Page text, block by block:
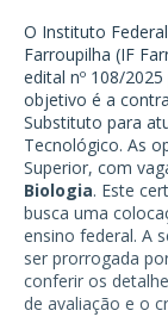
O Instituto
Farroupilha (IF
edital nº 108/
objetivo é a
Substituto para
Tecnológico. As
Superior, com
Biologia. Este
busca uma
ensino federal. A
ser prorrogada
conferir os
de avaliação e o